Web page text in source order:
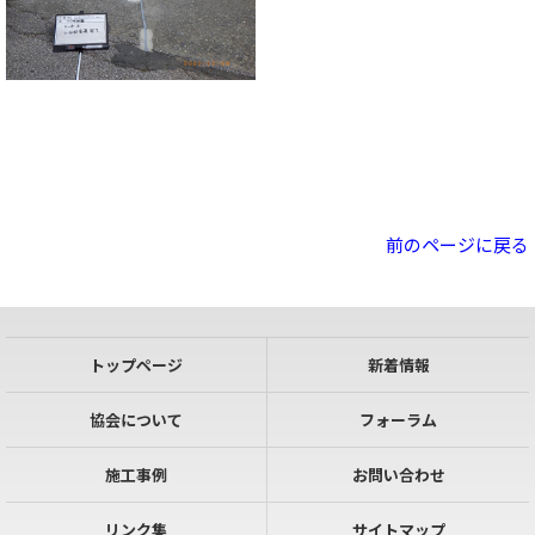
前のページに戻る
トップページ 新着情報
協会について フォーラム
施工事例 お問い合わせ
リンク集 サイトマップ